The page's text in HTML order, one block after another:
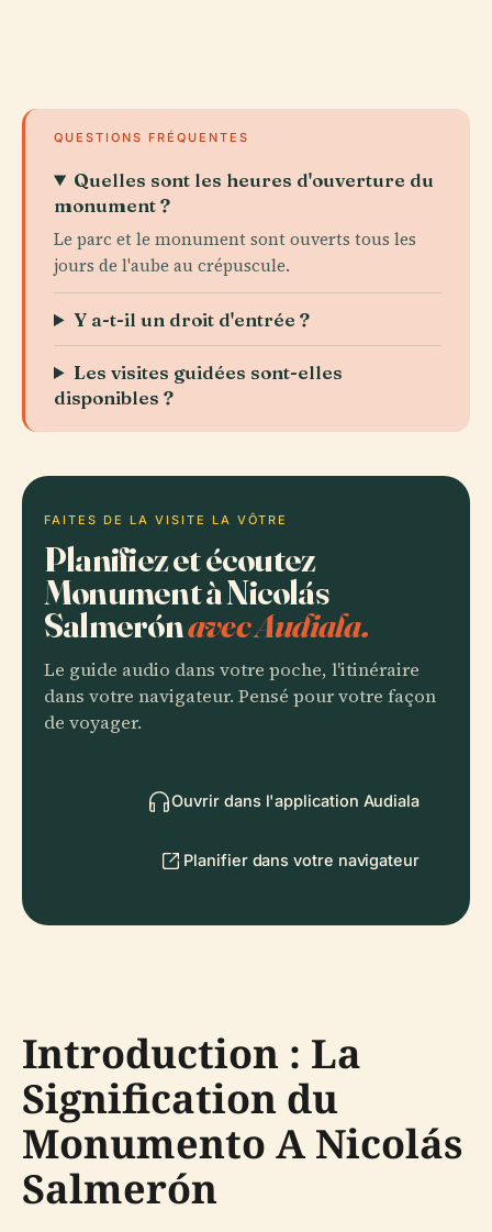
QUESTIONS FRÉQUENTES
Quelles sont les heures d'ouverture du
monument ?
Le parc et le monument sont ouverts tous les
jours de l'aube au crépuscule.
Y a-t-il un droit d'entrée ?
Les visites guidées sont-elles
disponibles ?
FAITES DE LA VISITE LA VÔTRE
Planifiez et écoutez
Monument à Nicolás
Salmerónavec Audiala.
Le guide audio dans votre poche, l'itinéraire
dans votre navigateur. Pensé pour votre façon
de voyager.
Ouvrir dans l'application Audiala
Planifier dans votre navigateur
Introduction : La
Signification du
Monumento A Nicolás
Salmerón